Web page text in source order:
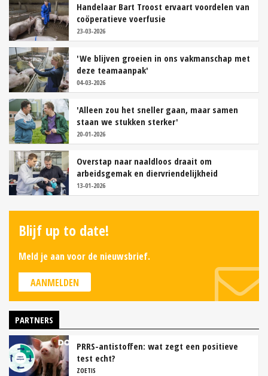
Handelaar Bart Troost ervaart voordelen van
coöperatieve voerfusie
23-03-2026
'We blijven groeien in ons vakmanschap met
deze teamaanpak'
04-03-2026
'Alleen zou het sneller gaan, maar samen
staan we stukken sterker'
20-01-2026
Overstap naar naaldloos draait om
arbeidsgemak en diervriendelijkheid
13-01-2026
Blijf up to date!
Meld je aan voor de nieuwsbrief.
AANMELDEN
PARTNERS
PRRS-antistoffen: wat zegt een positieve
test echt?
ZOETIS